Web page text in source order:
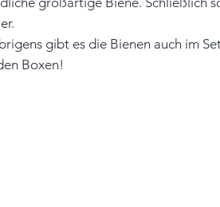
gibt es die Bienen auch im
Boxen!